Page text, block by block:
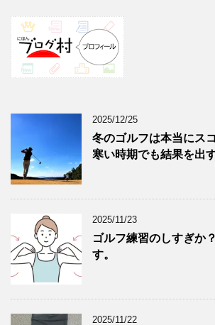
2025/12/25
冬のゴルフは本当にス
寒い時期でも結果を出
2025/11/23
ゴルフ練習のしすぎか
す。
2025/11/22